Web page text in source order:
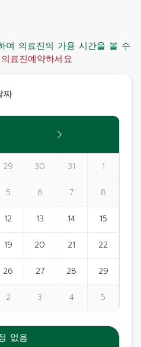
여 의료진의 가용 시간을 볼 수
료진예약하세요
짜
29 30 31 1
5 6 7 8
12 13 14 15
19 20 21 22
26 27 28 29
2 3 4 5
없음